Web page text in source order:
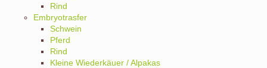
Rind
Embryotrasfer
Schwein
Pferd
Rind
Kleine Wiederkäuer / Alpakas